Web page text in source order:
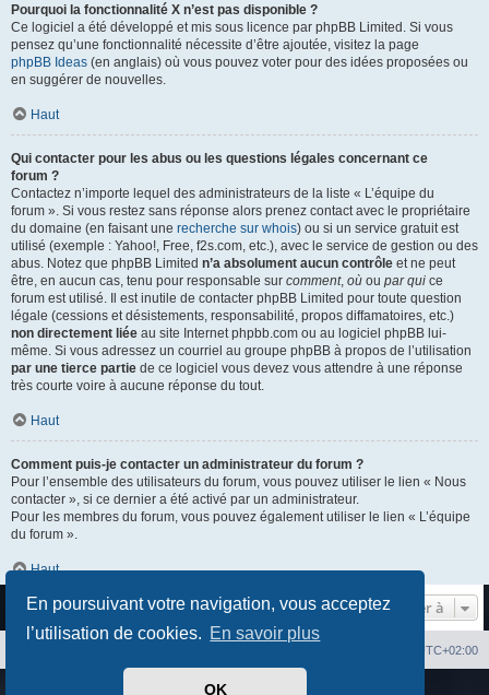
En poursuivant votre navigation, vous acceptez
l’utilisation de cookies. En savoir plus
OK
Pourquoi la fonctionnalité X n’est pas disponible ?
Ce logiciel a été développé et mis sous licence par phpBB Limited. Si vous
pensez qu’une fonctionnalité nécessite d’être ajoutée, visitez la page
phpBB Ideas (en anglais) où vous pouvez voter pour des idées proposées ou
en suggérer de nouvelles.
Haut
Qui contacter pour les abus ou les questions légales concernant ce
forum ?
Contactez n’importe lequel des administrateurs de la liste « L’équipe du
forum ». Si vous restez sans réponse alors prenez contact avec le propriétaire
du domaine (en faisant une recherche sur whois) ou si un service gratuit est
utilisé (exemple : Yahoo!, Free, f2s.com, etc.), avec le service de gestion ou des
abus. Notez que phpBB Limited n’a absolument aucun contrôle et ne peut
être, en aucun cas, tenu pour responsable sur comment, où ou par qui ce
forum est utilisé. Il est inutile de contacter phpBB Limited pour toute question
légale (cessions et désistements, responsabilité, propos diffamatoires, etc.)
non directement liée au site Internet phpbb.com ou au logiciel phpBB lui-
même. Si vous adressez un courriel au groupe phpBB à propos de l’utilisation
par une tierce partie de ce logiciel vous devez vous attendre à une réponse
très courte voire à aucune réponse du tout.
Haut
Comment puis-je contacter un administrateur du forum ?
Pour l’ensemble des utilisateurs du forum, vous pouvez utiliser le lien « Nous
contacter », si ce dernier a été activé par un administrateur.
Pour les membres du forum, vous pouvez également utiliser le lien « L’équipe
du forum ».
Haut
Aller à
UTC+02:00
phpBB® Forum Software © phpBB Limited